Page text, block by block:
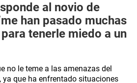
al novio de
han pasado muchas
tenerle miedo a un
no le teme a las amenazas del
ya que ha enfrentado situaciones